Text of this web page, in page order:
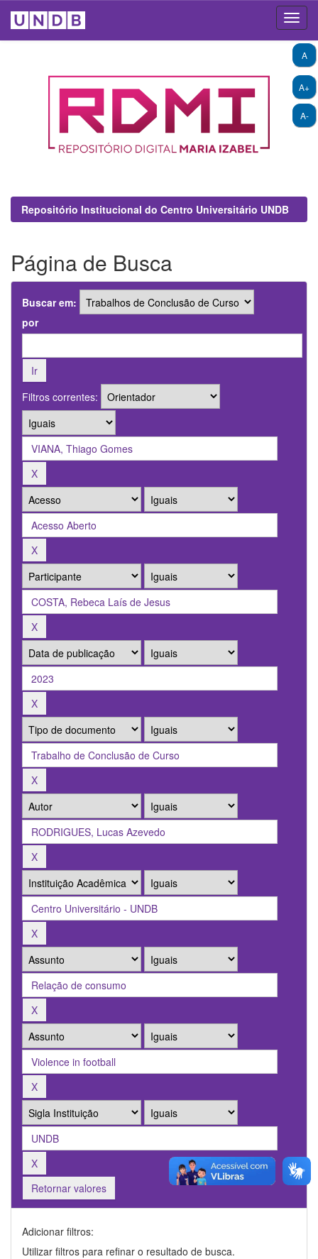
A+
A-
A
Repositório Institucional do Centro Universitário UNDB
Página de Busca
Buscar em:
por
Filtros correntes:
Retornar valores
Adicionar filtros:
Utilizar filtros para refinar o resultado de busca.